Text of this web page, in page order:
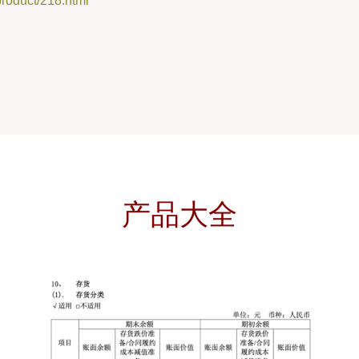
产品大全